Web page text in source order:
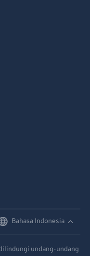
Bahasa Indonesia
undang-undang